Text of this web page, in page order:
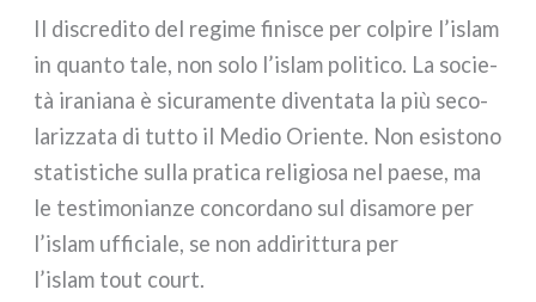
Il discre­di­to del regi­me fini­sce per col­pi­re l’islam
in quan­to tale, non solo l’islam poli­ti­co. La socie­
tà ira­nia­na è sicu­ra­men­te diven­ta­ta la più seco­
la­riz­za­ta di tut­to il Medio Oriente. Non esi­sto­no
sta­ti­sti­che sul­la pra­ti­ca reli­gio­sa nel pae­se, ma
le testi­mo­nian­ze con­cor­da­no sul disa­mo­re per
l’islam uffi­cia­le, se non addi­rit­tu­ra per
l’islam tout court.